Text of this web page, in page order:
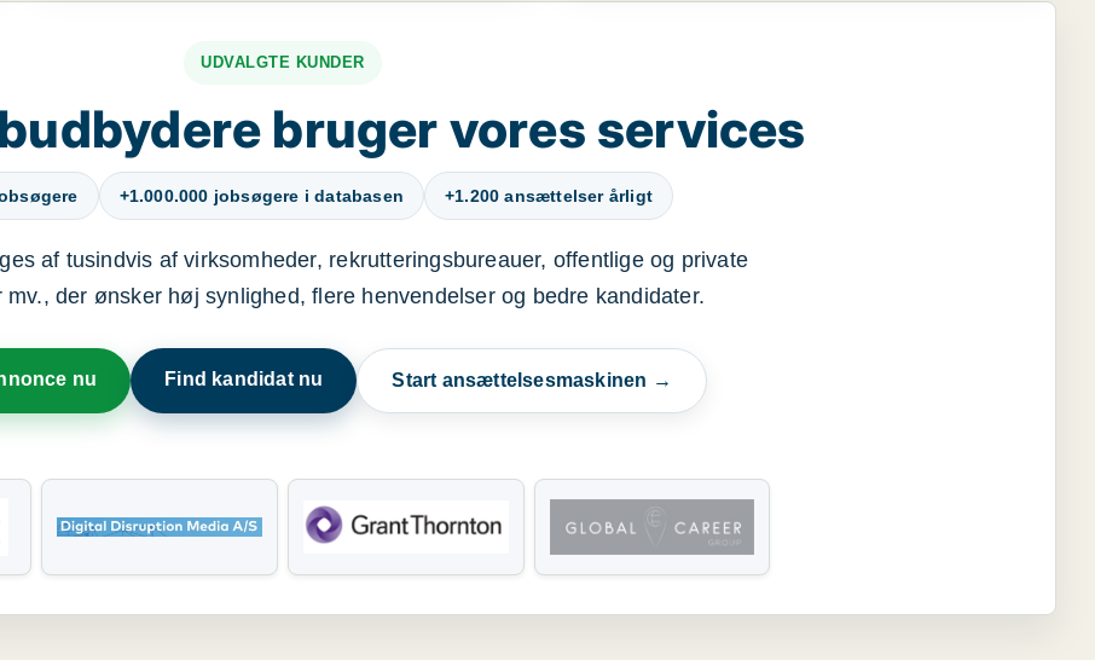
UDVALGTE KUNDER
bruger vores services
+1.000.000 jobsøgere i databasen +1.200 ansættelser årligt
af tusindvis af virksomheder, rekrutteringsbureauer, offentlige og private
mv., der ønsker høj synlighed, flere henvendelser og bedre kandidater.
nu Find kandidat nu Start ansættelsesmaskinen →